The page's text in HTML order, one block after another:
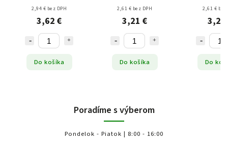
2,94 € bez DPH
3,62 €
Do košíka
2,61 € bez DPH
3,21 €
Do košíka
2,61 € bez
3,21
Do
Poradíme s výberom
Pondelok - Piatok | 8:00 - 16:00